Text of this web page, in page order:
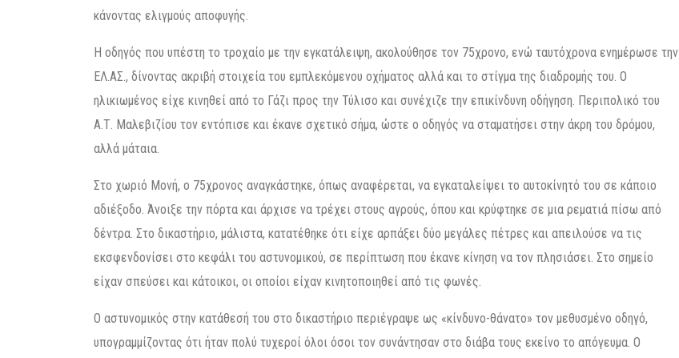
κάνοντας ελιγμούς αποφυγής.
Η οδηγός που υπέστη το τροχαίο με την εγκατάλειψη, ακολούθησε τον 75χρονο, ενώ ταυτόχρονα ενημέρωσε την
ΕΛ.ΑΣ., δίνοντας ακριβή στοιχεία του εμπλεκόμενου οχήματος αλλά και το στίγμα της διαδρομής του. Ο
ηλικιωμένος είχε κινηθεί από το Γάζι προς την Τύλισο και συνέχιζε την επικίνδυνη οδήγηση. Περιπολικό του
Α.Τ. Μαλεβιζίου τον εντόπισε και έκανε σχετικό σήμα, ώστε ο οδηγός να σταματήσει στην άκρη του δρόμου,
αλλά μάταια.
Στο χωριό Μονή, ο 75χρονος αναγκάστηκε, όπως αναφέρεται, να εγκαταλείψει το αυτοκίνητό του σε κάποιο
αδιέξοδο. Άνοιξε την πόρτα και άρχισε να τρέχει στους αγρούς, όπου και κρύφτηκε σε μια ρεματιά πίσω από
δέντρα. Στο δικαστήριο, μάλιστα, κατατέθηκε ότι είχε αρπάξει δύο μεγάλες πέτρες και απειλούσε να τις
εκσφενδονίσει στο κεφάλι του αστυνομικού, σε περίπτωση που έκανε κίνηση να τον πλησιάσει. Στο σημείο
είχαν σπεύσει και κάτοικοι, οι οποίοι είχαν κινητοποιηθεί από τις φωνές.
Ο αστυνομικός στην κατάθεσή του στο δικαστήριο περιέγραψε ως «κίνδυνο-θάνατο» τον μεθυσμένο οδηγό,
υπογραμμίζοντας ότι ήταν πολύ τυχεροί όλοι όσοι τον συνάντησαν στο διάβα τους εκείνο το απόγευμα. Ο